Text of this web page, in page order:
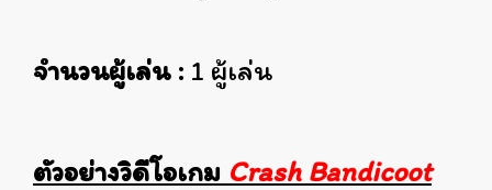
จำนวนผู้เล่น : 1 ผู้เล่น
ตัวอย่างวิดีโอเกม Crash Bandicoot